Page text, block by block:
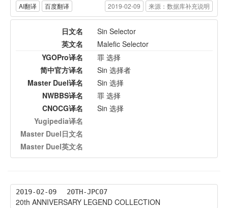
AI翻译 百度翻译 2019-02-09 来源：数据库补充说明
日文名
Sin Selector
英文名
Malefic Selector
YGOPro译名
罪 选择
简中官方译名
Sin 选择者
Master Duel译名
Sin 选择
NWBBS译名
罪 选择
CNOCG译名
Sin 选择
Yugipedia译名
Master Duel日文名
Master Duel英文名
2019-02-09 20TH-JPC07
20th ANNIVERSARY LEGEND COLLECTION